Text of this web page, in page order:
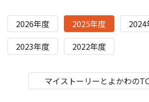
2026年度 2025年度
2024
2023年度
2022年度
マイストーリーとよかわの